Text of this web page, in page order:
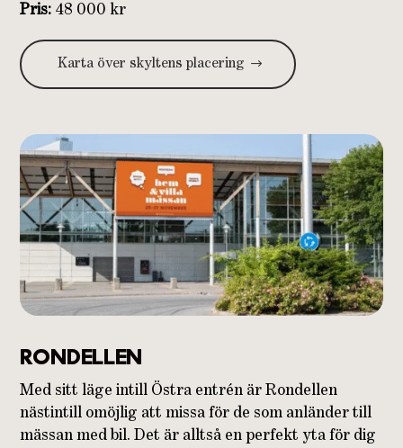
Pris: 48 000 kr
Karta över skyltens placering
RONDELLEN
Med sitt läge intill Östra entrén är Rondellen
nästintill omöjlig att missa för de som anländer till
mässan med bil. Det är alltså en perfekt yta för dig